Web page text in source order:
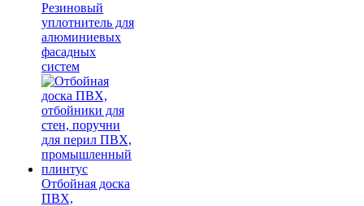
Резиновый
уплотнитель для
алюминиевых
фасадных
систем
Отбойная доска
ПВХ,